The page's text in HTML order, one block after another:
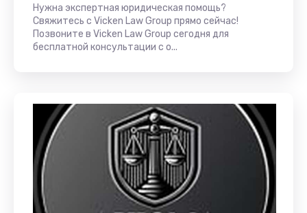
Нужна экспертная юридическая помощь?
Свяжитесь с Vicken Law Group прямо сейчас!
Позвоните в Vicken Law Group сегодня для
бесплатной консультации с о...